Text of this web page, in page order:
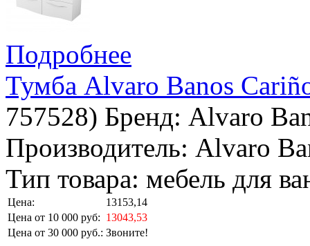
Подробнее
Тумба Alvaro Banos
757528) Бренд: Alvaro
Производитель: Alvaro
Тип товара: мебель для
Цена:
13153,14
Цена от 10 000 руб: 13043,53
Цена от 30 000 руб.: Звоните!